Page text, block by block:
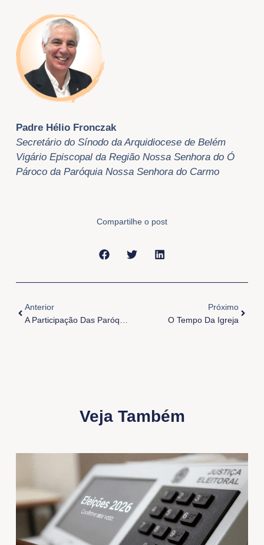
Padre Hélio Fronczak
Secretário do Sínodo da Arquidiocese de Belém
Vigário Episcopal da Região Nossa Senhora do Ó
Pároco da Paróquia Nossa Senhora do Carmo
Compartilhe o post
Anterior
Próximo
O Tempo Da Igreja
Veja Também